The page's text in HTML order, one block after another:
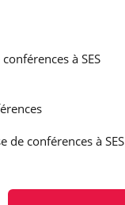
à SES
de conférences à SES